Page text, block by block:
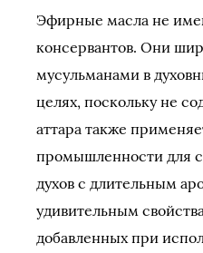
Эфирные масла не
консервантов. Они
мусульманами в
целях, поскольку не
аттара также
промышленности для
духов с длительным
удивительным
добавленных при